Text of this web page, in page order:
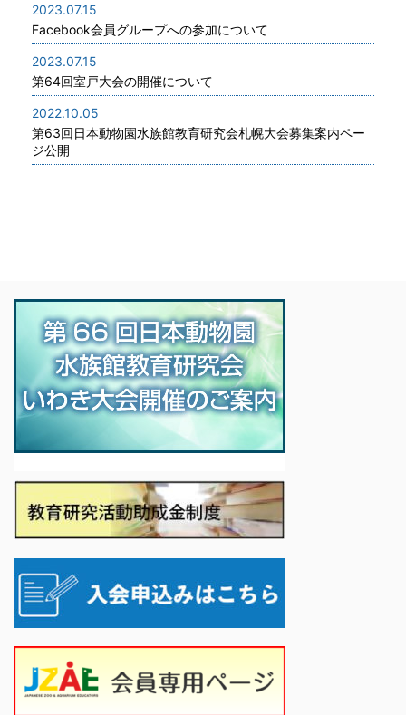
2023.07.15
Facebook会員グループへの参加について
2023.07.15
第64回室戸大会の開催について
2022.10.05
第63回日本動物園水族館教育研究会札幌大会募集案内ペー
ジ公開